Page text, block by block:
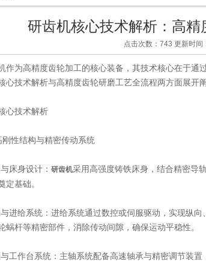
研齿机核心技术解析：高
点击次数：743 更新时间
为高精度齿轮加工的核心装备，其技术核心在于通过
心技术解析与高精度齿轮研磨工艺全流程两方面展开
技术解析
结构与精密传动系统
身设计： 研齿机采用高强度铸铁床身，结合精密导
定基础。
给系统：进给系统通过数控或伺服驱动，实现纵向
蜗杆等精密部件，消除传动间隙，确保运动平稳性。
作台系统：主轴系统配备高速轴承与精密调节装置